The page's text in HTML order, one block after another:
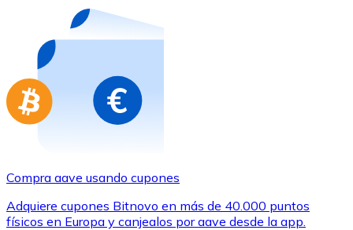
Compra tarjetas regalo de tus marcas favoritas con
Ir a la tienda de tarjetas regalo
Compra aave usando cupones
Adquiere cupones Bitnovo en más de 40.000 puntos
físicos en Europa y canjealos por aave desde la app.